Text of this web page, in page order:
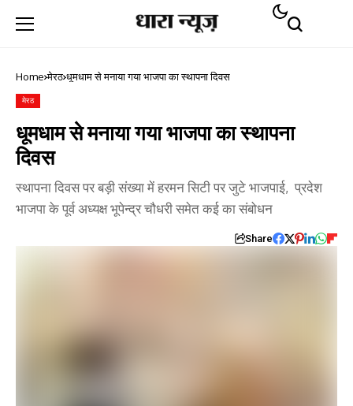
Home मेरठ धूमधाम से मनाया गया भाजपा का स्थापना दिवस
मेरठ
धूमधाम से मनाया गया भाजपा का स्थापना
दिवस
स्थापना दिवस पर बड़ी संख्या में हरमन सिटी पर जुटे भाजपाई, प्रदेश
भाजपा के पूर्व अध्यक्ष भूपेन्द्र चौधरी समेत कई का संबोधन
Share